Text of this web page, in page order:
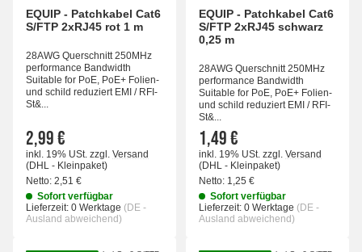
EQUIP - Patchkabel Cat6
S/FTP 2xRJ45 rot 1 m
28AWG Querschnitt 250MHz
performance Bandwidth
Suitable for PoE, PoE+ Folien-
und schild reduziert EMI / RFI-
St&...
2,99 €
inkl. 19% USt. zzgl. Versand
(DHL - Kleinpaket)
Netto: 2,51 €
Sofort verfügbar
Lieferzeit: 0 Werktage (DE -
Ausland abweichend)
EQUIP - Patchkabel Cat6
S/FTP 2xRJ45 schwarz
0,25 m
28AWG Querschnitt 250MHz
performance Bandwidth
Suitable for PoE, PoE+ Folien-
und schild reduziert EMI / RFI-
St&...
1,49 €
inkl. 19% USt. zzgl. Versand
(DHL - Kleinpaket)
Netto: 1,25 €
Sofort verfügbar
Lieferzeit: 0 Werktage (DE -
Ausland abweichend)